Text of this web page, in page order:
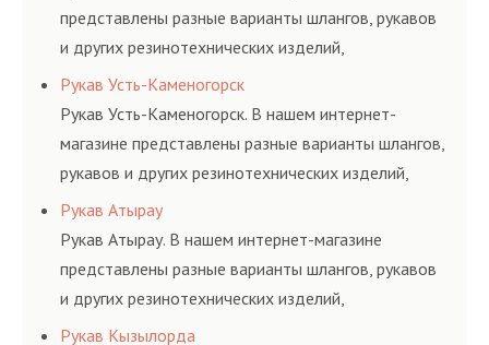
представлены разные варианты шлангов, рукавов
и других резинотехнических изделий,
соответствующих ГОСТам, техническим условиям
и нормативам.
Рукав Усть-Каменогорск
Рукав Усть-Каменогорск. В нашем интернет-
магазине представлены разные варианты шлангов,
рукавов и других резинотехнических изделий,
соответствующих ГОСТам, техническим условиям
и нормативам.
Рукав Атырау
Рукав Атырау. В нашем интернет-магазине
представлены разные варианты шлангов, рукавов
и других резинотехнических изделий,
соответствующих ГОСТам, техническим условиям
Рукав Кызылорда